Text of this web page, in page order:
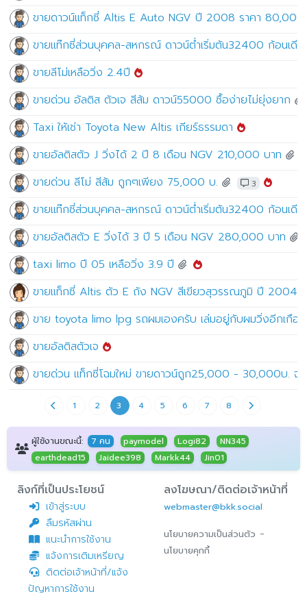
ขายดาวน์แท็กซี่ Altis E Auto NGV ปี 2008 ราคา 80,000
ขายแท๊กซี่ส่วนบุคคล-สหกรณ์ ดาวน์ต่ำเริ่มต้น32400 ก้อนเดีย
ขายลีโม่เหลือวิ่ง 2.4ปี
ขายด่วน อัลติส ตัวเจ สีส้ม ดาวน์55000 ซื้อง่ายไม่ยุ่งยาก
Taxi ให้เช่า Toyota New Altis เกียร์ธรรมดา
ขายอัลติสตัว J วิ่งได้ 2 ปี 8 เดือน NGV 210,000 บาท
ขายด่วน ลีโม่ สีส้ม ถูกๆเพียง 75,000 บ.
3
ขายแท๊กซี่ส่วนบุคคล-สหกรณ์ ดาวน์ต่ำเริ่มต้น32400 ก้อนเดีย
ขายอัลติสตัว E วิ่งได้ 3 ปี 5 เดือน NGV 280,000 บาท
taxi limo ปี 05 เหลือวิ่ง 3.9 ปี
ขายแท็กซี่ Altis ตัว E ถัง NGV สีเขียวสุวรรณภูมิ ปี 2004 เ
ขาย toyota limo lpg รถผมเองครับ เล่มอยู่กับผมวิ่งอีกเกื
ขายอัลติสตัวเจ
ขายด่วน แท็กซี่โฉมใหม่ ขายดาวน์ถูก25,000 - 30,000บ. จ
1 2 3 4 5 6 7 8
ผู้ใช้งานขณะนี้: 7 คน paymodel Logi82
NN345
earthdead15
Jaidee398 Markk44 Jin01
ลิงก์ที่เป็นประโยชน์
เข้าสู่ระบบ
ลืมรหัสผ่าน
แนะนำการใช้งาน
แจ้งการเติมเหรียญ
ติดต่อเจ้าหน้าที่/แจ้ง
ปัญหาการใช้งาน
ลงโฆษณา/ติดต่อเจ้าหน้าที่
webmaster@bkk.social
นโยบายความเป็นส่วนตัว -
นโยบายคุกกี้